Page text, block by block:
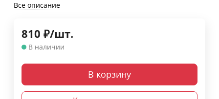
Все описание
810 ₽/шт.
В наличии
В корзину